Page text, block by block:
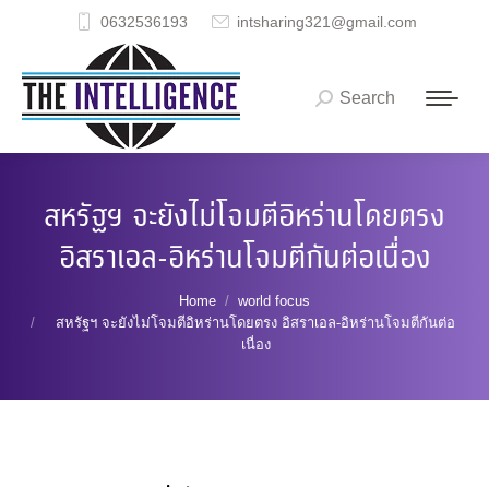
0632536193 intsharing321@gmail.com
Search:
Search
สหรัฐฯ จะยังไม่โจมตีอิหร่านโดยตรง
อิสราเอล-อิหร่านโจมตีกันต่อเนื่อง
Home
world focus
สหรัฐฯ จะยังไม่โจมตีอิหร่านโดยตรง อิสราเอล-อิหร่านโจมตีกันต่อ
เนื่อง